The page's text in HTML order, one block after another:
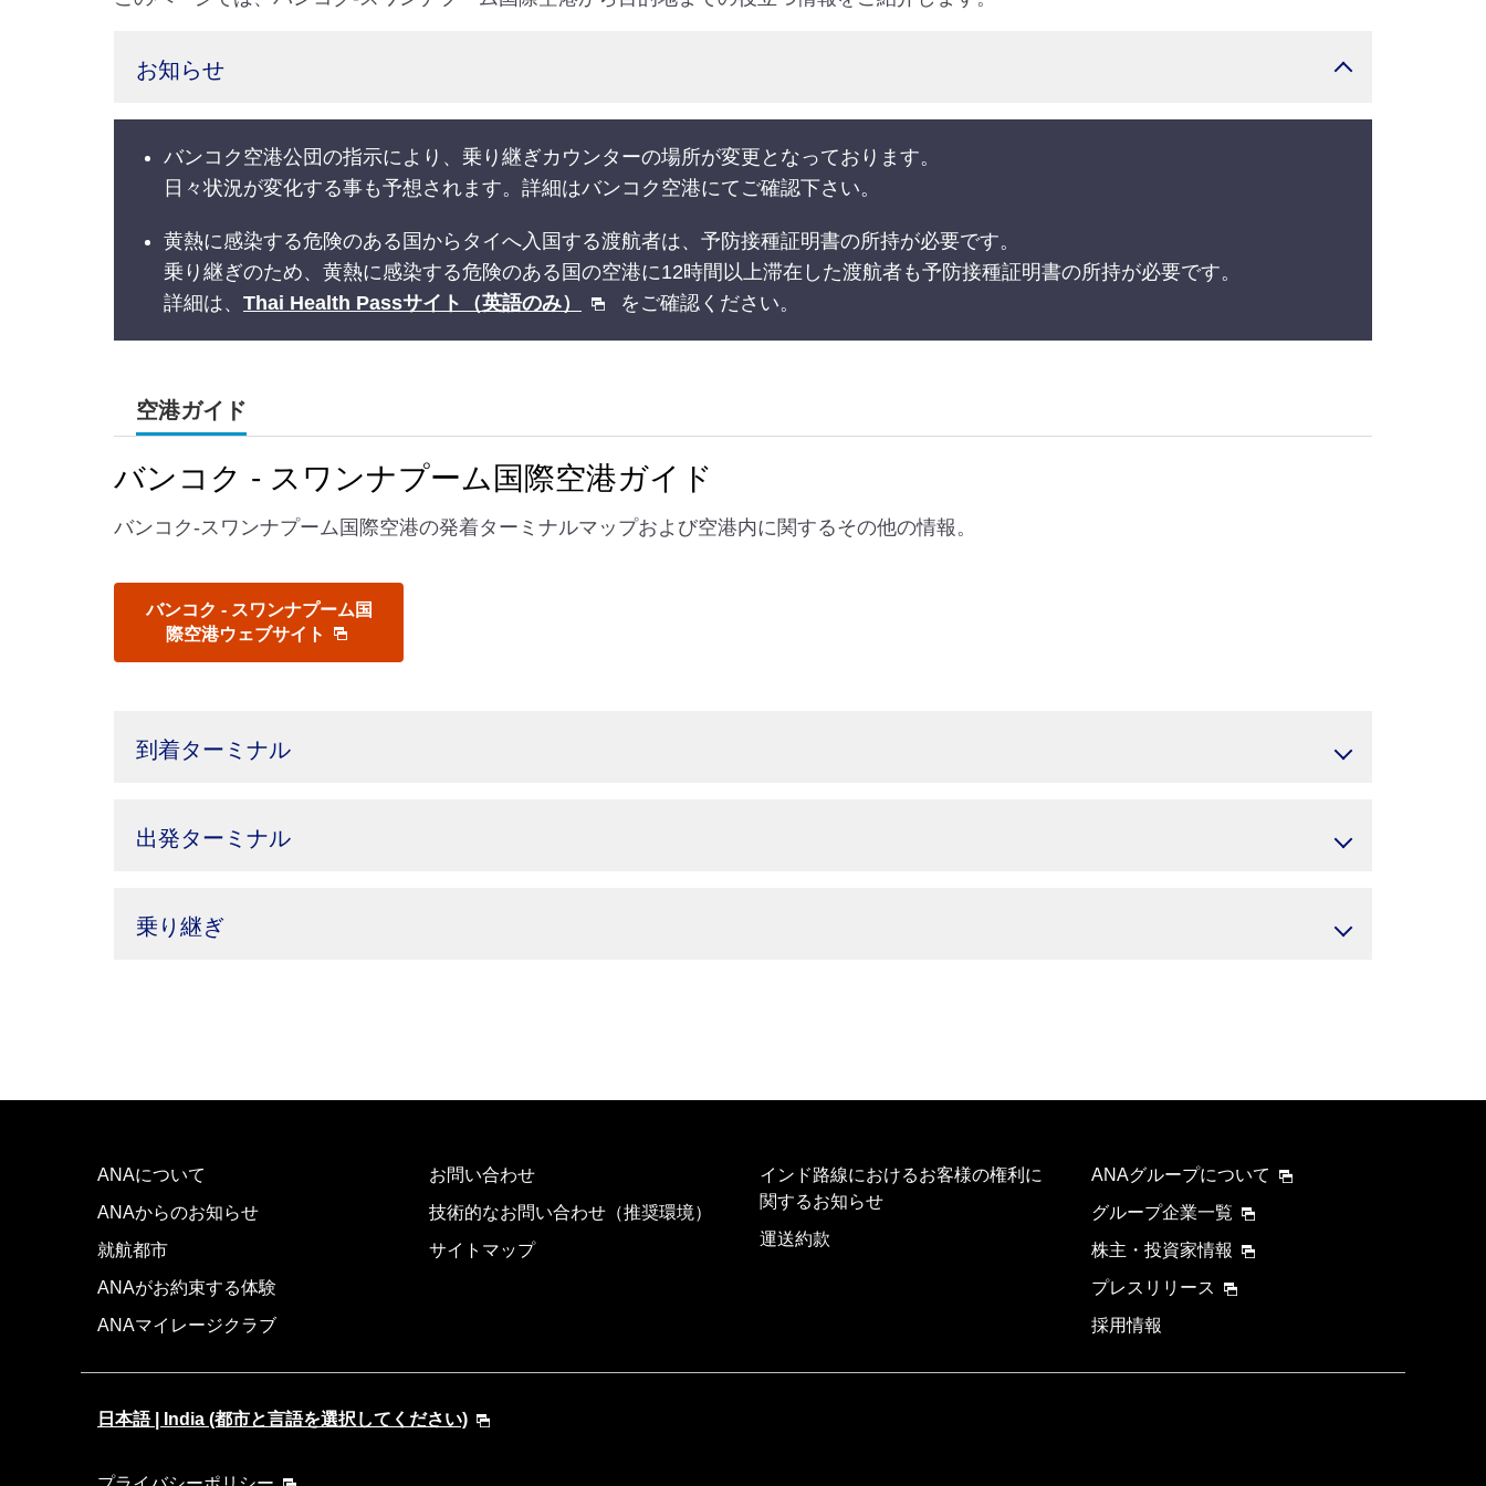
お知らせ
バンコク空港公団の指示により、乗り継ぎカウンターの場所が変更となっております。
日々状況が変化する事も予想されます。詳細はバンコク空港にてご確認下さい。
黄熱に感染する危険のある国からタイへ入国する渡航者は、予防接種証明書の所持が必要です。
乗り継ぎのため、黄熱に感染する危険のある国の空港に12時間以上滞在した渡航者も予防接種証明書の所持が必要です。
詳細は、 Thai Health Passサイト（英語のみ） をご確認ください。
空港ガイド
バンコク - スワンナプーム国際空港ガイド
バンコク-スワンナプーム国際空港の発着ターミナルマップおよび空港内に関するその他の情報。
バンコク - スワンナプーム国
際空港ウェブサイト
到着ターミナル
出発ターミナル
乗り継ぎ
ANAについて
ANAからのお知らせ
就航都市
ANAがお約束する体験
ANAマイレージクラブ
お問い合わせ
技術的なお問い合わせ（推奨環境）
サイトマップ
インド路線におけるお客様の権利に
関するお知らせ
運送約款
ANAグループについて
グループ企業一覧
株主・投資家情報
プレスリリース
採用情報
日本語 | India (都市と言語を選択してください)